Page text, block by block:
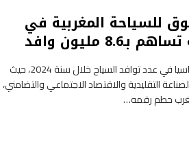
للسياحة المغربية في
حقق المغرب رقما قياسيا في عدد توافد السياح خلال سنة 2024، حيث
التقليدية والاقتصاد الاجتماعي والتضامني،
حطم رقمه…